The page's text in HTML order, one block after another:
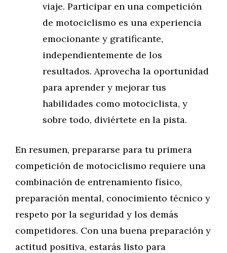
viaje. Participar en una competición
de motociclismo es una experiencia
emocionante y gratificante,
independientemente de los
resultados. Aprovecha la oportunidad
para aprender y mejorar tus
habilidades como motociclista, y
sobre todo, diviértete en la pista.
En resumen, prepararse para tu primera
competición de motociclismo requiere una
combinación de entrenamiento físico,
preparación mental, conocimiento técnico y
respeto por la seguridad y los demás
competidores. Con una buena preparación y
actitud positiva, estarás listo para